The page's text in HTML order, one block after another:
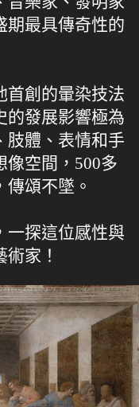
期最具傳奇性的
首創的暈染技法
的發展影響極為
肢體、表情和手
像空間，500多
頌不墜。
一探這位感性與
家！